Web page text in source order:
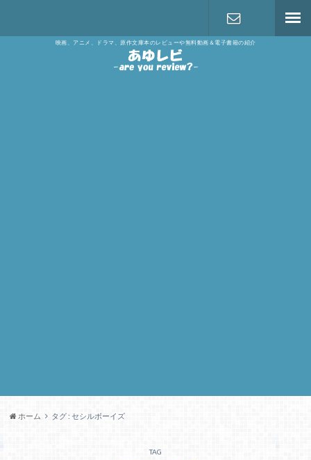
映画、アニメ、ドラマ、原作文庫本のレビューや無料動画＆電子書籍の紹介
ホーム タグ : セシルボーイズ
TAG